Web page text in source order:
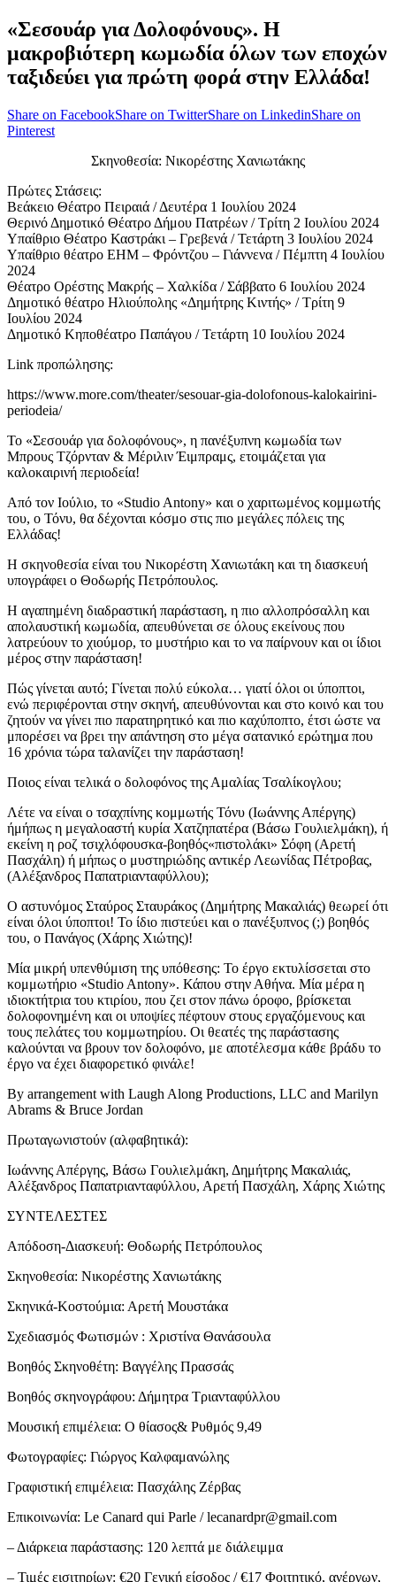
«Σεσουάρ για Δολοφόνους». Η
μακροβιότερη κωμωδία όλων των εποχών
ταξιδεύει για πρώτη φορά στην Ελλάδα!
Share on FacebookShare on TwitterShare on LinkedinShare on
Pinterest
Σκηνοθεσία: Νικορέστης Χανιωτάκης
Πρώτες Στάσεις:
Βεάκειο Θέατρο Πειραιά / Δευτέρα 1 Ιουλίου 2024
Θερινό Δημοτικό Θέατρο Δήμου Πατρέων / Τρίτη 2 Ιουλίου 2024
Υπαίθριο Θέατρο Καστράκι – Γρεβενά / Τετάρτη 3 Ιουλίου 2024
Υπαίθριο θέατρο ΕΗΜ – Φρόντζου – Γιάννενα / Πέμπτη 4 Ιουλίου
2024
Θέατρο Ορέστης Μακρής – Χαλκίδα / Σάββατο 6 Ιουλίου 2024
Δημοτικό θέατρο Ηλιούπολης «Δημήτρης Κιντής» / Τρίτη 9
Ιουλίου 2024
Δημοτικό Κηποθέατρο Παπάγου / Τετάρτη 10 Ιουλίου 2024
Link προπώλησης:
https://www.more.com/theater/sesouar-gia-dolofonous-kalokairini-
periodeia/
Το «Σεσουάρ για δολοφόνους», η πανέξυπνη κωμωδία των
Mπρους Τζόρνταν & Μέριλιν Έιμπραμς, ετοιμάζεται για
καλοκαιρινή περιοδεία!
Από τον Ιούλιο, το «Studio Antony» και ο χαριτωμένος κομμωτής
του, ο Τόνυ, θα δέχονται κόσμο στις πιο μεγάλες πόλεις της
Ελλάδας!
Η σκηνοθεσία είναι του Νικορέστη Χανιωτάκη και τη διασκευή
υπογράφει ο Θοδωρής Πετρόπουλος.
Η αγαπημένη διαδραστική παράσταση, η πιο αλλοπρόσαλλη και
απολαυστική κωμωδία, απευθύνεται σε όλους εκείνους που
λατρεύουν το χιούμορ, το μυστήριο και το να παίρνουν και οι ίδιοι
μέρος στην παράσταση!
Πώς γίνεται αυτό; Γίνεται πολύ εύκολα… γιατί όλοι οι ύποπτοι,
ενώ περιφέρονται στην σκηνή, απευθύνονται και στο κοινό και του
ζητούν να γίνει πιο παρατηρητικό και πιο καχύποπτο, έτσι ώστε να
μπορέσει να βρει την απάντηση στο μέγα σατανικό ερώτημα που
16 χρόνια τώρα ταλανίζει την παράσταση!
Ποιος είναι τελικά ο δολοφόνος της Αμαλίας Τσαλίκογλου;
Λέτε να είναι ο τσαχπίνης κομμωτής Τόνυ (Ιωάννης Απέργης)
ήμήπως η μεγαλοαστή κυρία Χατζηπατέρα (Βάσω Γουλιελμάκη), ή
εκείνη η ροζ τσιχλόφουσκα-βοηθός«πιστολάκι» Σόφη (Αρετή
Πασχάλη) ή μήπως ο μυστηριώδης αντικέρ Λεωνίδας Πέτροβας,
(Αλέξανδρος Παπατριανταφύλλου);
Ο αστυνόμος Σταύρος Σταυράκος (Δημήτρης Μακαλιάς) θεωρεί ότι
είναι όλοι ύποπτοι! Το ίδιο πιστεύει και ο πανέξυπνος (;) βοηθός
του, ο Πανάγος (Χάρης Χιώτης)!
Μία μικρή υπενθύμιση της υπόθεσης: Το έργο εκτυλίσσεται στο
κομμωτήριο «Studio Antony». Κάπου στην Αθήνα. Μία μέρα η
ιδιοκτήτρια του κτιρίου, που ζει στον πάνω όροφο, βρίσκεται
δολοφονημένη και οι υποψίες πέφτουν στους εργαζόμενους και
τους πελάτες του κομμωτηρίου. Οι θεατές της παράστασης
καλούνται να βρουν τον δολοφόνο, με αποτέλεσμα κάθε βράδυ το
έργο να έχει διαφορετικό φινάλε!
By arrangement with Laugh Along Productions, LLC and Marilyn
Abrams & Bruce Jordan
Πρωταγωνιστούν (αλφαβητικά):
Ιωάννης Απέργης, Βάσω Γουλιελμάκη, Δημήτρης Μακαλιάς,
Αλέξανδρος Παπατριανταφύλλου, Αρετή Πασχάλη, Χάρης Χιώτης
ΣΥΝΤΕΛΕΣΤΕΣ
Απόδοση-Διασκευή: Θοδωρής Πετρόπουλος
Σκηνοθεσία: Νικορέστης Χανιωτάκης
Σκηνικά-Κοστούμια: Αρετή Μουστάκα
Σχεδιασμός Φωτισμών : Χριστίνα Θανάσουλα
Βοηθός Σκηνοθέτη: Βαγγέλης Πρασσάς
Βοηθός σκηνογράφου: Δήμητρα Τριανταφύλλου
Μουσική επιμέλεια: Ο θίασος& Ρυθμός 9,49
Φωτογραφίες: Γιώργος Καλφαμανώλης
Γραφιστική επιμέλεια: Πασχάλης Ζέρβας
Επικοινωνία: Le Canard qui Parle / lecanardpr@gmail.com
– Διάρκεια παράστασης: 120 λεπτά με διάλειμμα
– Τιμές εισιτηρίων: €20 Γενική είσοδος / €17 Φοιτητικό, ανέργων,